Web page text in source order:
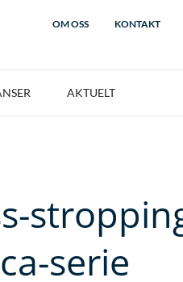
OM OSS KONTAKT
AKTUELT
serie